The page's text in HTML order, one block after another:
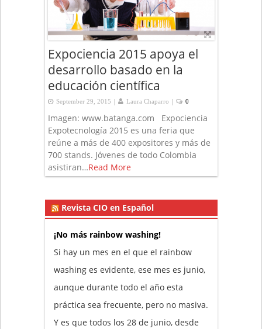
Expociencia 2015 apoya el
desarrollo basado en la
educación científica
September 29, 2015 | Laura Chaparro | 0
Imagen: www.batanga.com Expociencia
Expotecnología 2015 es una feria que
reúne a más de 400 expositores y más de
700 stands. Jóvenes de todo Colombia
asistiran…Read More
Revista CIO en Español
¡No más rainbow washing!
Si hay un mes en el que el rainbow
washing es evidente, ese mes es junio,
aunque durante todo el año esta
práctica sea frecuente, pero no masiva.
Y es que todos los 28 de junio, desde